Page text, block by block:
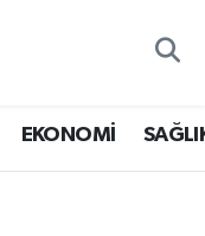
EKONOMİ